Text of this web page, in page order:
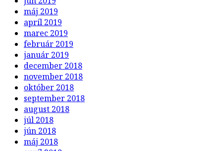
máj 2019
apríl 2019
marec 2019
február 2019
január 2019
december 2018
november 2018
október 2018
september 2018
august 2018
júl 2018
jún 2018
máj 2018